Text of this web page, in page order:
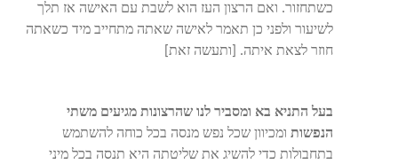
כשתחזור. ואם הרצון העז הוא לשבת עם האישה אז תלך
לשיעור ולפני כן תאמר לאישה שאתה מתחייב מיד כשאתה
חוזר לצאת איתה. [ותעשה זאת]
בעל התניא בא ומסביר לנו שהרצונות מגיעים משתי
הנפשות ומכיוון שכל נפש מנסה בכל כוחה להשתמש
בתחבולות כדי להשיג את שליטתה היא תנסה בכל מיני